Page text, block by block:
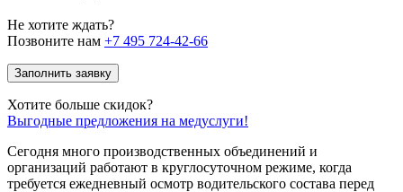
Не хотите ждать?
Позвоните нам +7 495 724-42-66
Заполнить заявку
Хотите больше скидок?
Выгодные предложения на медуслуги!
Сегодня много производственных объединений и
организаций работают в круглосуточном режиме, когда
требуется ежедневный осмотр водительского состава перед